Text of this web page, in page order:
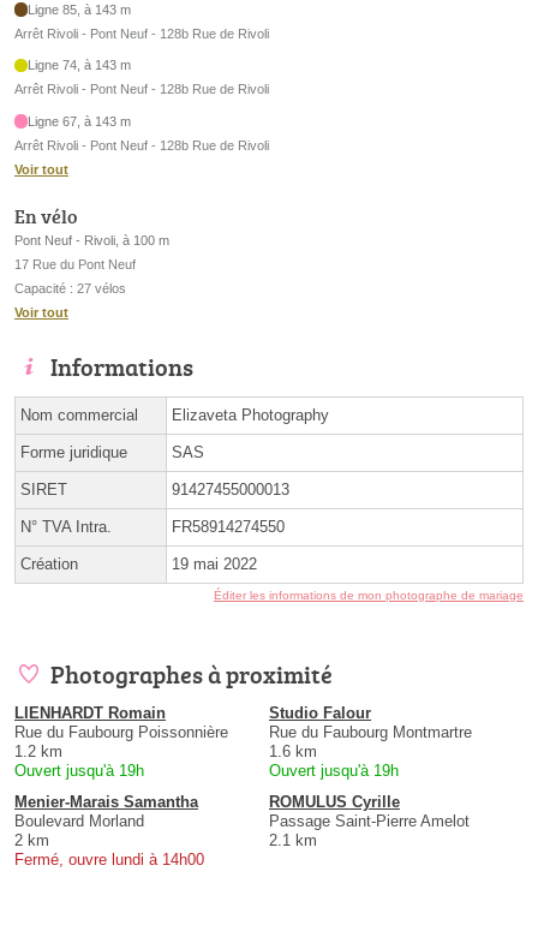
Ligne 85, à 143 m
Arrêt Rivoli - Pont Neuf - 128b Rue de Rivoli
Ligne 74, à 143 m
Arrêt Rivoli - Pont Neuf - 128b Rue de Rivoli
Ligne 67, à 143 m
Arrêt Rivoli - Pont Neuf - 128b Rue de Rivoli
Voir tout
En vélo
Pont Neuf - Rivoli, à 100 m
17 Rue du Pont Neuf
Capacité : 27 vélos
Voir tout
Informations
Nom commercial Elizaveta Photography
Forme juridique SAS
SIRET 91427455000013
N° TVA Intra. FR58914274550
Création 19 mai 2022
Éditer les informations de mon photographe de mariage
Photographes à proximité
LIENHARDT Romain
Rue du Faubourg Poissonnière
1.2 km
Ouvert jusqu'à 19h
Studio Falour
Rue du Faubourg Montmartre
1.6 km
Ouvert jusqu'à 19h
Menier-Marais Samantha
Boulevard Morland
2 km
Fermé, ouvre lundi à 14h00
ROMULUS Cyrille
Passage Saint-Pierre Amelot
2.1 km